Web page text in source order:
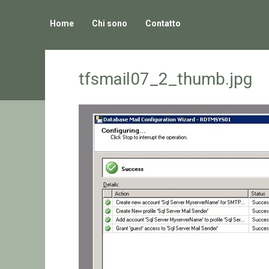
Home Chi sono Contatto
tfsmail07_2_thumb.jpg